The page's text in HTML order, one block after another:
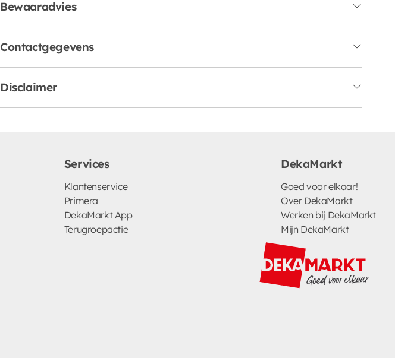
Bewaaradvies
Contactgegevens
Disclaimer
Services
Klantenservice
Primera
DekaMarkt App
Terugroepactie
DekaMarkt
Goed voor elkaar!
Over DekaMarkt
Werken bij DekaMarkt
Mijn DekaMarkt